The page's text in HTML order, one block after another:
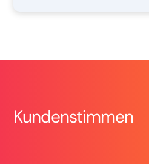
Kundenstimmen